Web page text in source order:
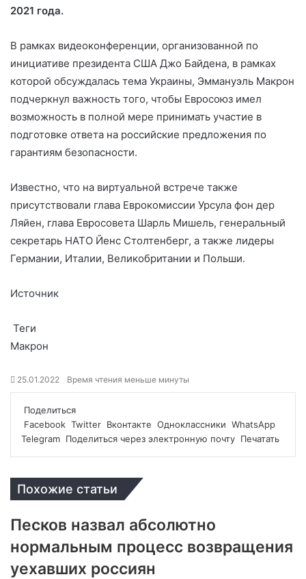
2021 года.
В рамках видеоконференции, организованной по
инициативе президента США Джо Байдена, в рамках
которой обсуждалась тема Украины, Эммануэль Макрон
подчеркнул важность того, чтобы Евросоюз имел
возможность в полной мере принимать участие в
подготовке ответа на российские предложения по
гарантиям безопасности.
Известно, что на виртуальной встрече также
присутствовали глава Еврокомиссии Урсула фон дер
Ляйен, глава Евросовета Шарль Мишель, генеральный
секретарь НАТО Йенс Столтенберг, а также лидеры
Германии, Италии, Великобритании и Польши.
Источник
Теги
Макрон
25.01.2022 Время чтения меньше минуты
Поделиться
Facebook Twitter Вконтакте Одноклассники WhatsApp
Telegram Поделиться через электронную почту Печатать
Похожие статьи
Песков назвал абсолютно
нормальным процесс возвращения
уехавших россиян